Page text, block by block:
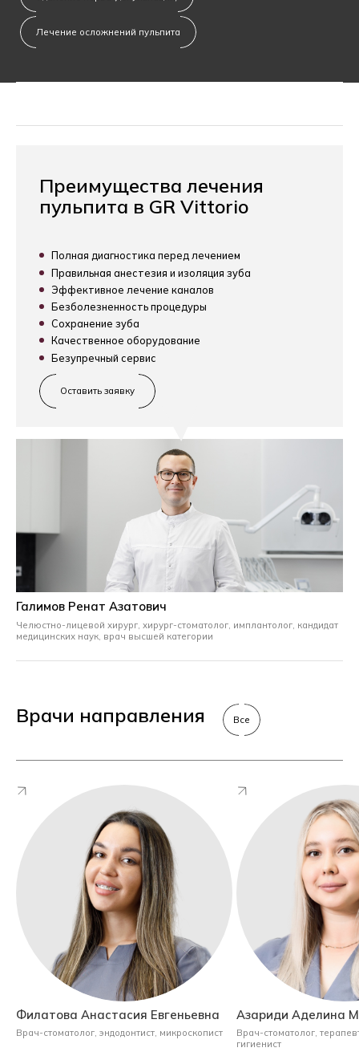
Лечение осложнений пульпита
Преимущества лечения
пульпита в GR Vittorio
Полная диагностика перед лечением
Правильная анестезия и изоляция зуба
Эффективное лечение каналов
Безболезненность процедуры
Сохранение зуба
Качественное оборудование
Безупречный сервис
Оставить заявку
Галимов Ренат Азатович
Челюстно-лицевой хирург, хирург-стоматолог, имплантолог, кандидат
медицинских наук, врач высшей категории
Врачи направления Все
Филатова Анастасия Евгеньевна
Врач-стоматолог, эндодонтист, микроскопист
Азариди Аделина
Врач-стоматолог,
гигиенист